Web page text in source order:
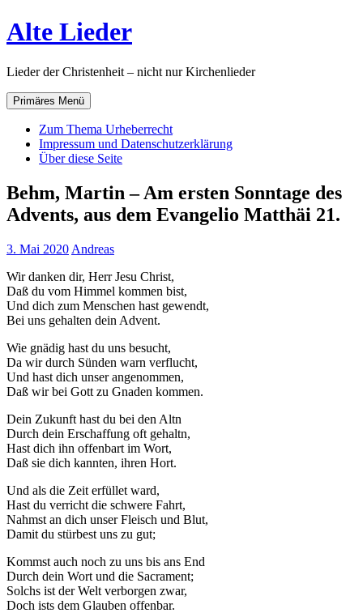
Zum
Inhalt
Alte Lieder
Lieder der Christenheit – nicht nur Kirchenlieder
Primäres Menü
Zum Thema Urheberrecht
Impressum und Datenschutzerklärung
Über diese Seite
Behm, Martin – Am ersten Sonntage des
Advents, aus dem Evangelio Matthäi 21.
3. Mai 2020 Andreas
Wir danken dir, Herr Jesu Christ,
Daß du vom Himmel kommen bist,
Und dich zum Menschen hast gewendt,
Bei uns gehalten dein Advent.
Wie gnädig hast du uns besucht,
Da wir durch Sünden warn verflucht,
Und hast dich unser angenommen,
Daß wir bei Gott zu Gnaden kommen.
Dein Zukunft hast du bei den Altn
Durch dein Erschaffung oft gehaltn,
Hast dich ihn offenbart im Wort,
Daß sie dich kannten, ihren Hort.
Und als die Zeit erfüllet ward,
Hast du verricht die schwere Fahrt,
Nahmst an dich unser Fleisch und Blut,
Damit du stürbest uns zu gut;
Kommst auch noch zu uns bis ans End
Durch dein Wort und die Sacrament;
Solchs ist der Welt verborgen zwar,
Doch ists dem Glauben offenbar.